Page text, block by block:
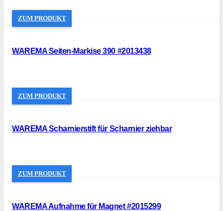
ZUM PRODUKT
WAREMA Seiten-Markise 390 #2013438
ZUM PRODUKT
WAREMA Scharnierstift für Scharnier ziehbar
ZUM PRODUKT
WAREMA Aufnahme für Magnet #2015299